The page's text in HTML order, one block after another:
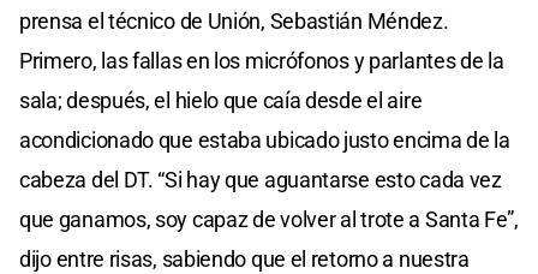
prensa el técnico de Unión, Sebastián Méndez.
Primero, las fallas en los micrófonos y parlantes de la
sala; después, el hielo que caía desde el aire
acondicionado que estaba ubicado justo encima de la
cabeza del DT. “Si hay que aguantarse esto cada vez
que ganamos, soy capaz de volver al trote a Santa Fe”,
dijo entre risas, sabiendo que el retorno a nuestra